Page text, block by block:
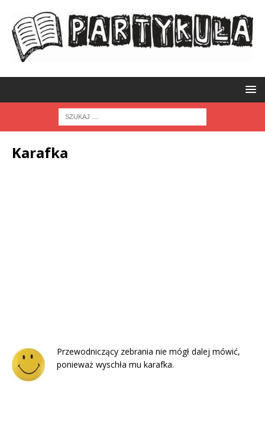
Karafka
Przewodniczący zebrania nie mógł dalej mówić,
ponieważ wyschła mu karafka.